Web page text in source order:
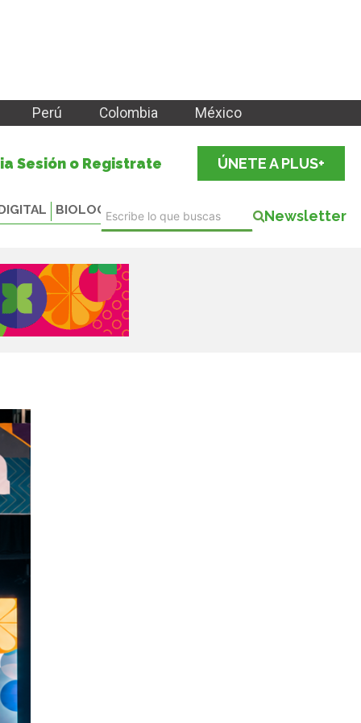
Perú Colombia México
Sesión o Registrate ÚNETE A PLUS+
BIOLOGICALS Newsletter